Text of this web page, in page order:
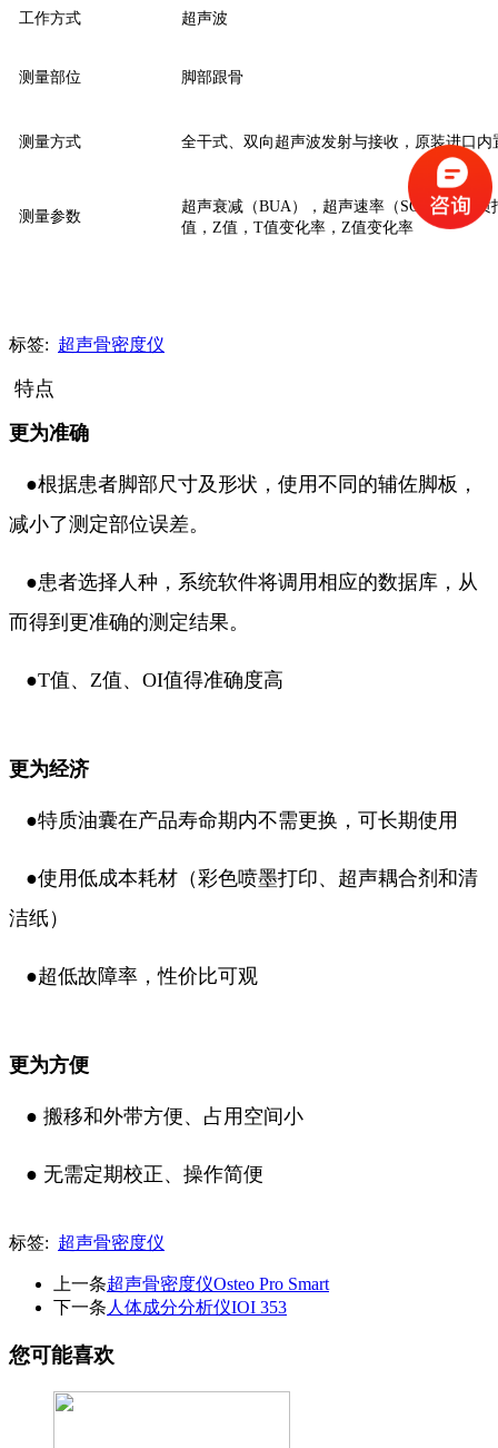
工作方式 超声波
测量部位 脚部跟骨
测量方式 全干式、双向超声波发射与接收，原装进口内
测量参数
超声衰减（BUA），超声速率（SOS），骨
值，Z值，T值变化率，Z值变化率
标签: 超声骨密度仪
特点
更为准确
●根据患者脚部尺寸及形状，使用不同的辅佐脚板，
减小了测定部位误差。
●患者选择人种，系统软件将调用相应的数据库，从
而得到更准确的测定结果。
●T值、Z值、OI值得准确度高
更为经济
●特质油囊在产品寿命期内不需更换，可长期使用
●使用低成本耗材（彩色喷墨打印、超声耦合剂和清
洁纸）
●超低故障率，性价比可观
更为方便
● 搬移和外带方便、占用空间小
● 无需定期校正、操作简便
标签: 超声骨密度仪
上一条超声骨密度仪Osteo Pro Smart
下一条 人体成分分析仪IOI 353
您可能喜欢